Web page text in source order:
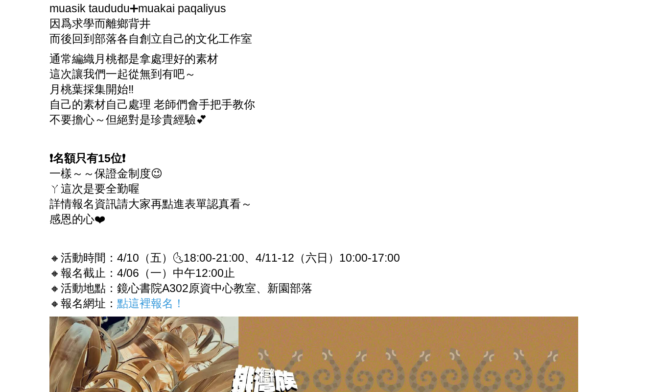
muasik taududu➕muakai paqaliyus
因爲求學而離鄉背井
而後回到部落各自創立自己的文化工作室
通常編織月桃都是拿處理好的素材
這次讓我們一起從無到有吧～
月桃葉採集開始‼️
自己的素材自己處理 老師們會手把手教你
不要擔心～但絕對是珍貴經驗💕
❗️名額只有15位❗️
一樣～～保證金制度😉
ㄚ這次是要全勤喔
詳情報名資訊請大家再點進表單認真看～
感恩的心❤️
🔸活動時間：4/10（五）🌜18:00-21:00、4/11-12（六日）10:00-17:00
🔸報名截止：4/06（一）中午12:00止
🔸活動地點：鏡心書院A302原資中心教室、新園部落
🔸報名網址： 點這裡報名！